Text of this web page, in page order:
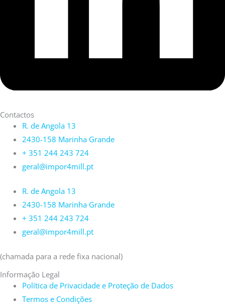
Contactos
R. de Angola 13
2430-158 Marinha Grande
+ 351 244 243 724
geral@impor4mill.pt
R. de Angola 13
2430-158 Marinha Grande
+ 351 244 243 724
geral@impor4mill.pt
(chamada para a rede fixa nacional)
Informação Legal
Política de Privacidade e Proteção de Dados
Termos e Condições